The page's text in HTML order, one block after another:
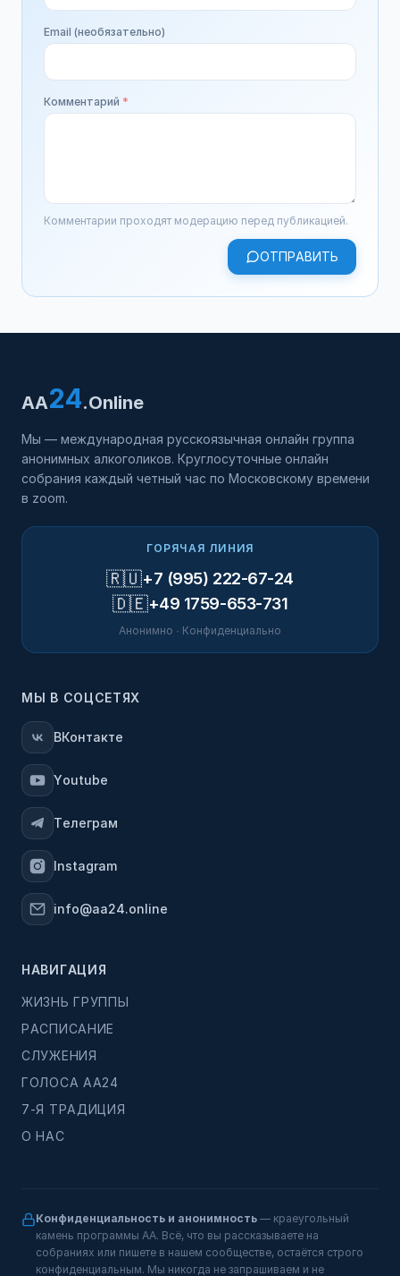
Email (необязательно)
Комментарий *
Комментарии проходят модерацию перед публикацией.
ОТПРАВИТЬ
AA24.Online
Мы — международная русскоязычная онлайн группа
анонимных алкоголиков. Круглосуточные онлайн
собрания каждый четный час по Московскому времени
в zoom.
ГОРЯЧАЯ ЛИНИЯ
🇷🇺+7 (995) 222-67-24
🇩🇪+49 1759-653-731
Анонимно · Конфиденциально
МЫ В СОЦСЕТЯХ
ВКонтакте
Youtube
Телеграм
Instagram
info@aa24.online
НАВИГАЦИЯ
ЖИЗНЬ ГРУППЫ
РАСПИСАНИЕ
СЛУЖЕНИЯ
ГОЛОСА АА24
7-Я ТРАДИЦИЯ
О НАС
Конфиденциальность и анонимность — краеугольный
камень программы АА. Всё, что вы рассказываете на
собраниях или пишете в нашем сообществе, остаётся строго
конфиденциальным. Мы никогда не запрашиваем и не